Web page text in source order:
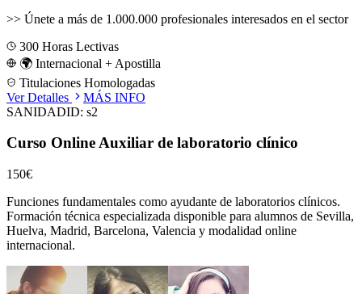
>> Únete a más de 1.000.000 profesionales interesados en el sector
300 Horas Lectivas
🌍 Internacional + Apostilla
Titulaciones Homologadas
Ver Detalles
MÁS INFO
SANIDADID: s2
Curso Online Auxiliar de laboratorio clínico
150€
Funciones fundamentales como ayudante de laboratorios clínicos.
Formación técnica especializada disponible para alumnos de Sevilla,
Huelva, Madrid, Barcelona, Valencia y modalidad online
internacional.